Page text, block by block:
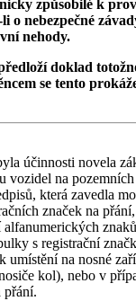
způsobilé k
o nebezpečné
nehody.
doklad
se tento
účinnosti novela
vozidel na
která zavedla
značek na
s registrační
umístění na nosné
kol), nebo v
přání.